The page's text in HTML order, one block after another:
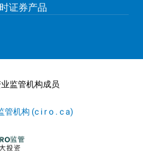
O
证券产品
监管机构成员
机构 (c i r o . c a)